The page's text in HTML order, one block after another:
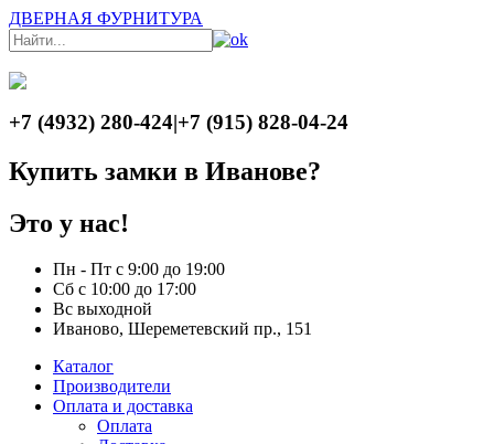
ДВЕРНАЯ ФУРНИТУРА
+7 (4932) 280-424|+7 (915) 828-04-24
Купить замки в Иванове?
Это у нас!
Пн - Пт с 9:00 до 19:00
Сб с 10:00 до 17:00
Вс выходной
Иваново, Шереметевский пр., 151
Каталог
Производители
Оплата и доставка
Оплата